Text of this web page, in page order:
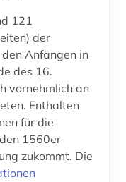
metropolitan museum of art (1)
121
der
Anfängen in
des 16.
vornehmlich an
Enthalten
für die
1560er
zukommt. Die